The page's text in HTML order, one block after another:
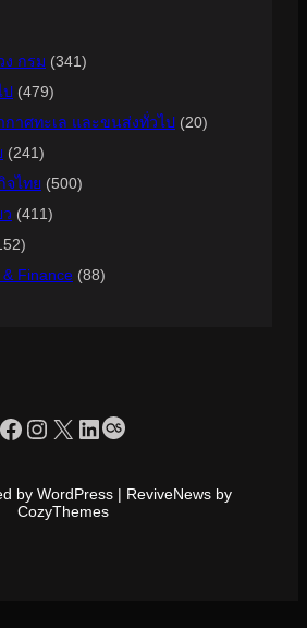
ง กรม (341)
ป (479)
าศทะเล และขนส่งทั่วไป (20)
(241)
จไทย (500)
(411)
Finance (88)
https://www.facebook.com/profile.php?id=100090086432719
Instagram
X LinkedIn
Last.fm
by WordPress | ReviveNews by
CozyThemes